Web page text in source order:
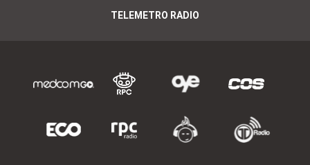
TELEMETRO RADIO